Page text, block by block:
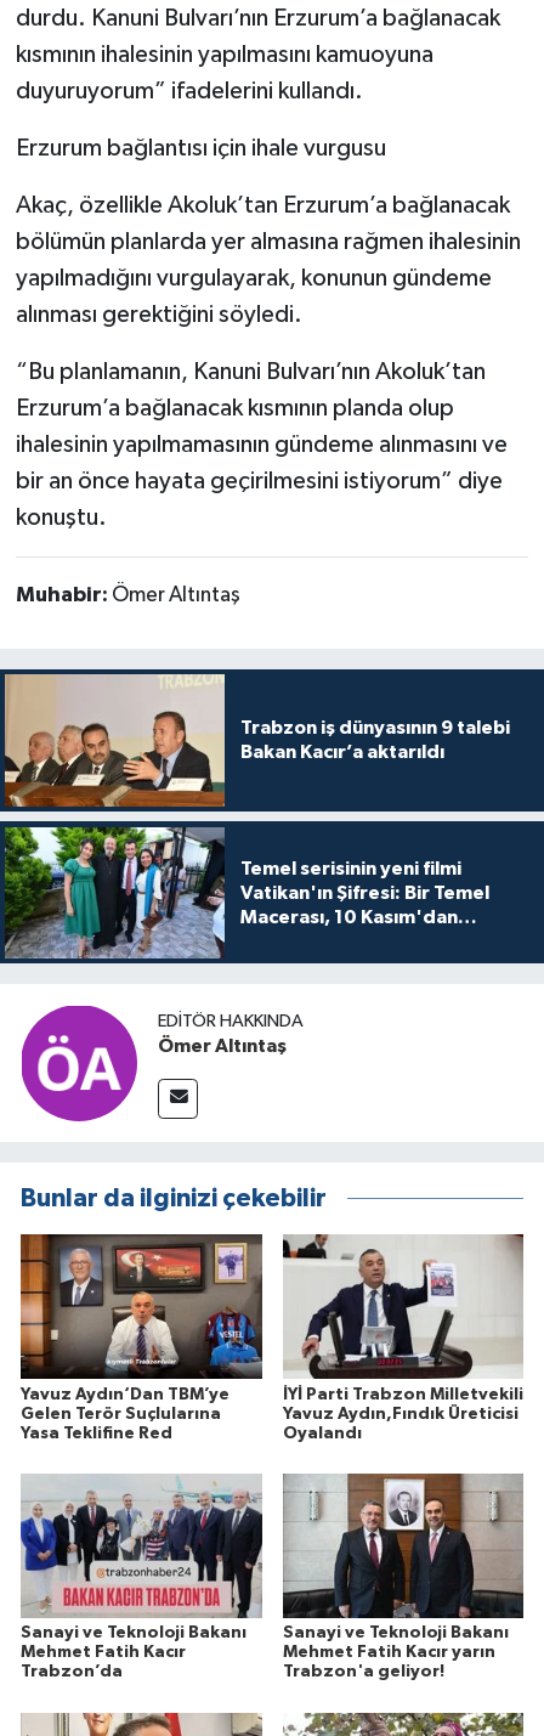
durdu. Kanuni Bulvarı’nın Erzurum’a bağlanacak
kısmının ihalesinin yapılmasını kamuoyuna
duyuruyorum” ifadelerini kullandı.
Erzurum bağlantısı için ihale vurgusu
Akaç, özellikle Akoluk’tan Erzurum’a bağlanacak
bölümün planlarda yer almasına rağmen ihalesinin
yapılmadığını vurgulayarak, konunun gündeme
alınması gerektiğini söyledi.
“Bu planlamanın, Kanuni Bulvarı’nın Akoluk’tan
Erzurum’a bağlanacak kısmının planda olup
ihalesinin yapılmamasının gündeme alınmasını ve
bir an önce hayata geçirilmesini istiyorum” diye
konuştu.
Muhabir: Ömer Altıntaş
Trabzon iş dünyasının 9 talebi
Bakan Kacır’a aktarıldı
Temel serisinin yeni filmi
Vatikan'ın Şifresi: Bir Temel
Macerası, 10 Kasım'dan
buluşuyo
EDITÖR HAKKINDA
Ömer Altıntaş
Bunlar da ilginizi çekebilir
Yavuz Aydın‘Dan TBM’ye
Gelen Terör Suçlularına
Yasa Teklifine Red
İYİ Parti Trabzon Milletvekili
Yavuz Aydın,Fındık Üreticisi
Oyalandı
Sanayi ve Teknoloji Bakanı
Mehmet Fatih Kacır
Trabzon’da
Sanayi ve Teknoloji Bakanı
Mehmet Fatih Kacır yarın
Trabzon'a geliyor!